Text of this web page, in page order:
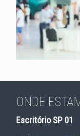
ONDE
Escritório SP 01